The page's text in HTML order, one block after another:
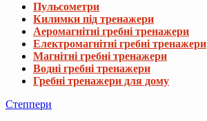
Пульсометри
Килимки під тренажери
Аеромагнітні гребні тренажери
Електромагнітні гребні тренажери
Магнітні гребні тренажери
Водні гребні тренажери
Гребні тренажери для дому
Степпери